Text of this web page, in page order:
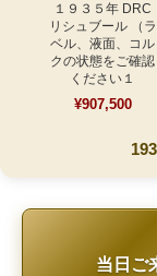
１９３５年 DRC
リシュブール （ラ
ベル、液面、コル
クの状態をご確認
ください１
¥907,500
当日ご